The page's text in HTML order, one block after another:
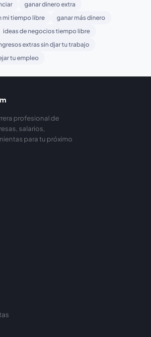
ganar dinero extra
mi tiempo libre
ganar más dinero
ideas de negocios tiempo libre
extras sin djar tu trabajo
tu empleo
profesional de
salarios,
para tu próximo